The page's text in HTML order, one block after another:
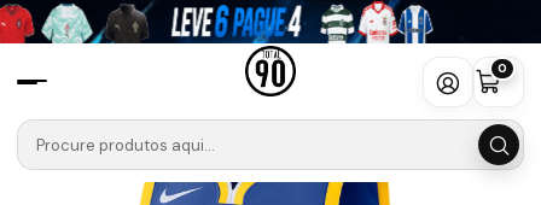
0
Início Camisolas Camisola Nike Azul Golden State Warriors